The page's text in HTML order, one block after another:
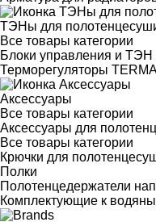
ТЭНы для
Все товары категории
Блоки управления и
Терморегуляторы
Аксессуары
Все товары категории
Аксессуары для
Все товары категории
Крючки для
Полки
Полотенцедержатели
Комплектующие к